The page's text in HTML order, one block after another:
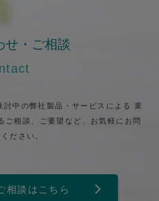
せ・ご相談
中の弊社製品・サービスによる 業
ご相談、ご要望など、お気軽にお問
ださい。
相談はこちら